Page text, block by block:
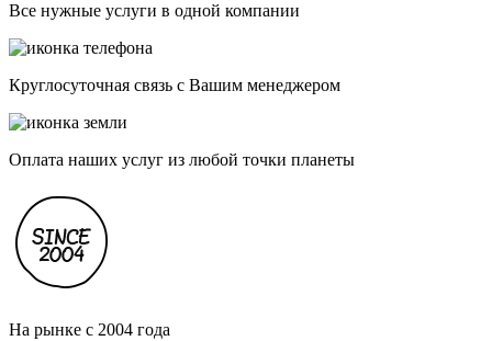
Все нужные услуги в одной компании
Круглосуточная связь с Вашим менеджером
Оплата наших услуг из любой точки планеты
На рынке с 2004 года